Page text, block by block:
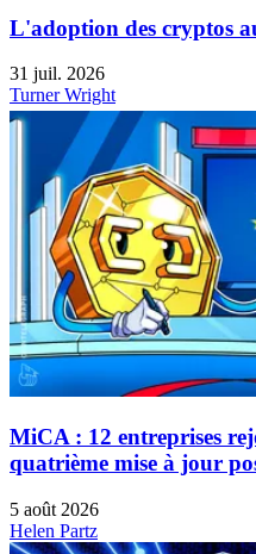
L'adoption des cryptos
31 juil. 2026
Turner Wright
MiCA : 12 entreprises
quatrième mise à jour
5 août 2026
Helen Partz